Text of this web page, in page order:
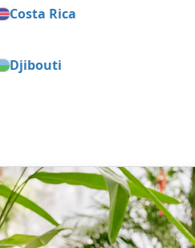
Costa Rica
Djibouti
Honduras
Indonesia